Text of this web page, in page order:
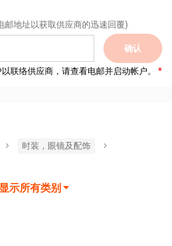
邮地址以获取供应商的迅速回覆)
确认
联络供应商，请查看电邮并启动帐户。
时装，眼镜及配饰
显示所有类别